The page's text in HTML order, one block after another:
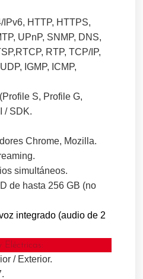
IPv6, HTTP, HTTPS,
UPnP, SNMP, DNS,
RTCP, RTP, TCP/IP,
IGMP, ICMP,
S, Profile G,
/ SDK.
Chrome, Mozilla.
simultáneos.
de hasta 256 GB (no
integrado (audio de 2
Eléctricas:
/ Exterior.